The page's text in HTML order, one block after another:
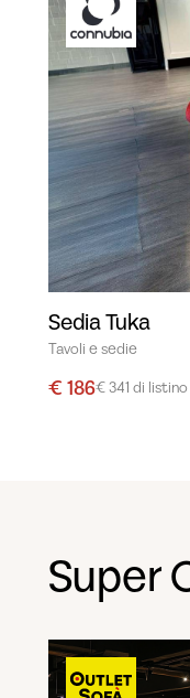
Sedia Tuka
Tavoli e sedie
€ 186€ 341 di listino
Super